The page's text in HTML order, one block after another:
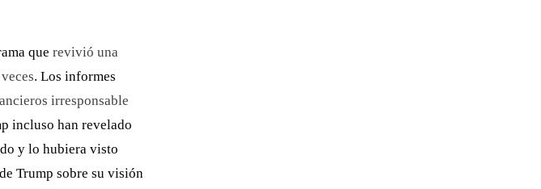
que revivió una
. Los informes
irresponsable
incluso han revelado
y lo hubiera visto
Trump sobre su visión